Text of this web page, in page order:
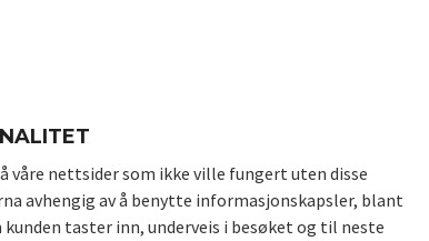
nettsider som ikke ville fungert uten disse
avhengig av å benytte informasjonskapsler, blant
taster inn, underveis i besøket og til neste